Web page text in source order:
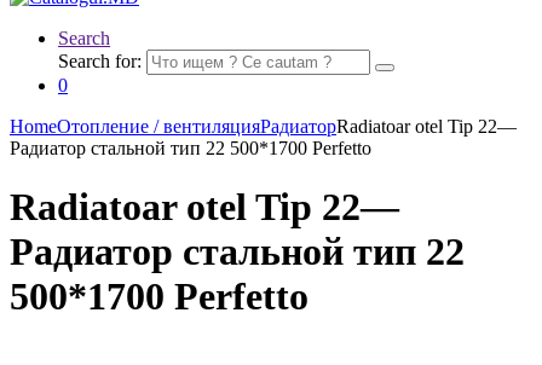
Search
Search for:
0
HomeОтопление / вентиляцияРадиаторRadiatoar otel Tip 22—
Радиатор стальной тип 22 500*1700 Perfetto
Radiatoar otel Tip 22—
Радиатор стальной тип 22
500*1700 Perfetto